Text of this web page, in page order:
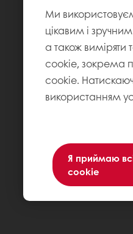
Ми
цікавим і
а також
cookie, зокрема
cookie.
використанням
Я приймаю
cookie